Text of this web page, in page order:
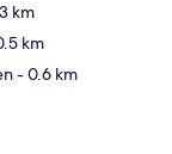
km
km
- 0.6 km